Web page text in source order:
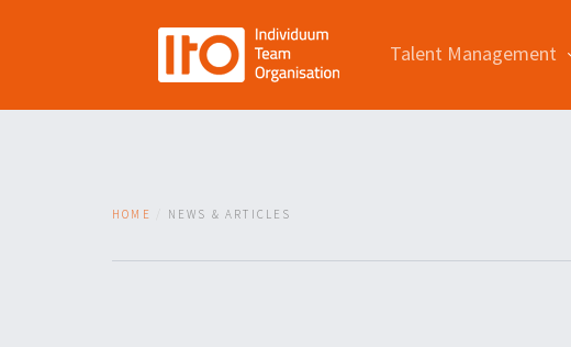
Talent Management
HOME NEWS & ARTICLES